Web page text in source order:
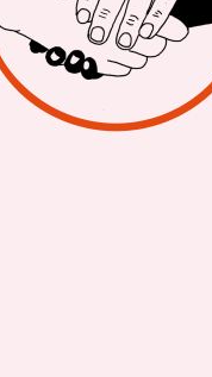
Das ist
kann.
wenn